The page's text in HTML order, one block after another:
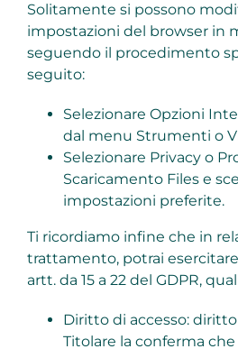
Solitamente si possono
impostazioni del browser in
seguendo il procedimento
seguito:
Selezionare Opzioni
dal menu Strumenti o
Selezionare Privacy o
Scaricamento Files e
impostazioni preferite.
Ti ricordiamo infine che in
trattamento, potrai
artt. da 15 a 22 del GDPR,
Diritto di accesso:
Titolare la conferma